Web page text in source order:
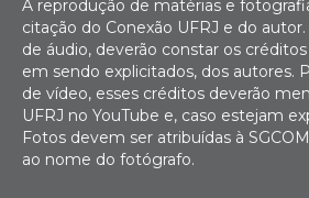
A reprodução de matérias e
citação do Conexão UFRJ e do
de áudio, deverão constar os
em sendo explicitados, dos autores.
de vídeo, esses créditos deverão
UFRJ no YouTube e, caso estejam
Fotos devem ser atribuídas à
ao nome do fotógrafo.